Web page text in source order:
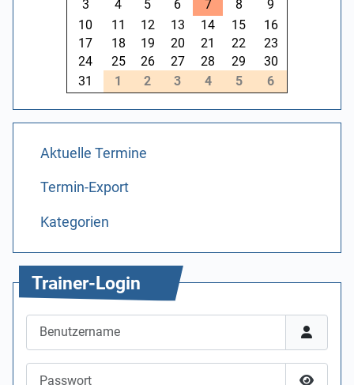
3
4 5 6 7 8
9
10
11 12 13 14 15
16
17
18 19 20 21 22
23
24
25 26 27 28 29
30
31
1 2 3 4 5 6
Aktuelle Termine
Termin-Export
Kategorien
Trainer-Login